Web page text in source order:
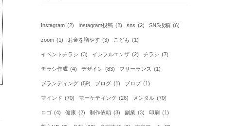
Instagram (2) Instagram投稿 (2) sns (2) SNS投稿 (6)
zoom (1) お金を増やす (3) こども (1)
イベントチラシ (3) インフルエンザ (2) チラシ (7)
チラシ作成 (4) デザイン (83) フリーランス (1)
ブランディング (59) ブログ (1) ブロブ (1)
マインド (70) マーケティング (26) メンタル (70)
ロゴ (4) 健康 (2) 制作依頼 (3) 副業 (3) 印刷 (1)